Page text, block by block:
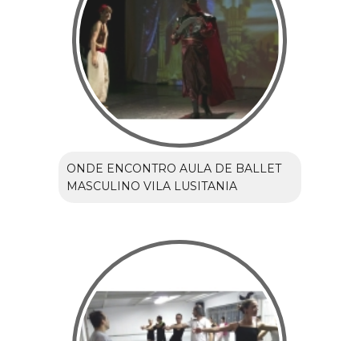
ONDE ENCONTRO AULA DE BALLET
MASCULINO VILA LUSITANIA